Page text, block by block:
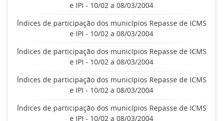
e IPI - 10/02 a 08/03/2004
Índices de participação dos municípios Repasse de ICMS
e IPI - 10/02 a 08/03/2004
Índices de participação dos municípios Repasse de ICMS
e IPI - 10/02 a 08/03/2004
Índices de participação dos municípios Repasse de ICMS
e IPI - 10/02 a 08/03/2004
Índices de participação dos municípios Repasse de ICMS
e IPI - 10/02 a 08/03/2004